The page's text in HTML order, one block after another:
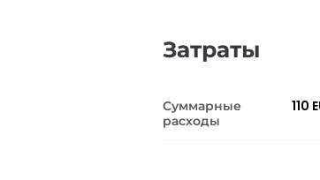
Затраты
Суммарные
расходы
110